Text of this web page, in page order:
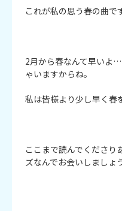
これが私の思う春の曲で
2月から春なんて早いよ
ゃいますからね。
私は皆様より少し早く春
ここまで読んでくださり
ズなんでお会いしましょ